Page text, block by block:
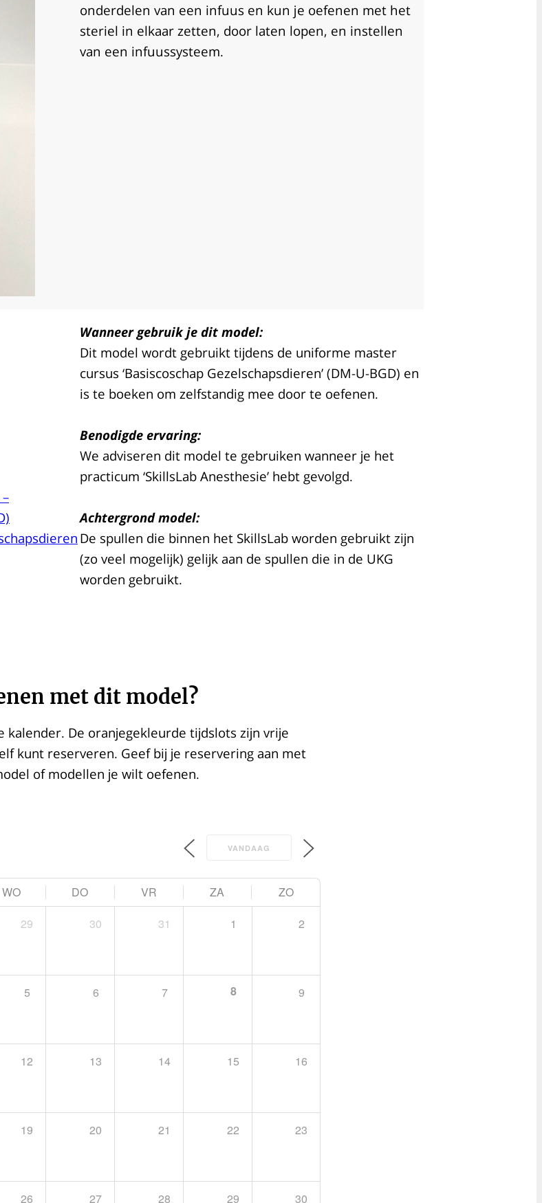
onderdelen van een infuus en kun je oefenen met het
steriel in elkaar zetten, door laten lopen, en instellen
van een infuussysteem.
Wanneer gebruik je dit model:
Dit model wordt gebruikt tijdens de uniforme master
cursus ‘Basiscoschap Gezelschapsdieren’ (DM-U-BGD) en
is te boeken om zelfstandig mee door te oefenen.
Benodigde ervaring:
We adviseren dit model te gebruiken wanneer je het
practicum ‘SkillsLab Anesthesie’ hebt gevolgd.
Achtergrond model:
De spullen die binnen het SkillsLab worden gebruikt zijn
(zo veel mogelijk) gelijk aan de spullen die in de UKG
worden gebruikt.
met dit model?
kalender. De oranjegekleurde tijdslots zijn vrije
kunt reserveren. Geef bij je reservering aan met
of modellen je wilt oefenen.
VANDAAG
WO DO VR ZA
ZO
29 30 31 1 2
5 6 7 8 9
12 13 14 15 16
19 20 21 22 23
26 27 28 29 30